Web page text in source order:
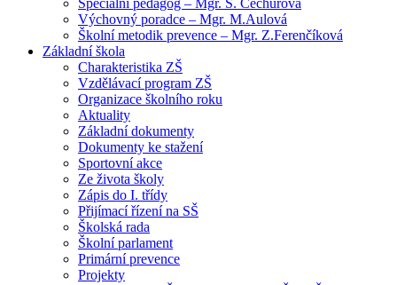
Speciální pedagog – Mgr. Š. Čechurová
Výchovný poradce – Mgr. M.Aulová
Školní metodik prevence – Mgr. Z.Ferenčíková
Základní škola
Charakteristika ZŠ
Vzdělávací program ZŠ
Organizace školního roku
Aktuality
Základní dokumenty
Dokumenty ke stažení
Sportovní akce
Ze života školy
Zápis do I. třídy
Přijímací řízení na SŠ
Školská rada
Školní parlament
Primární prevence
Projekty